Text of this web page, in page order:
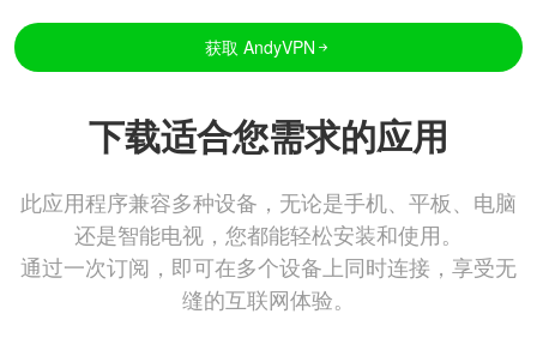
获取 AndyVPN
下载适合您需求的应用
此应用程序兼容多种设备，无论是手机、平板、电脑
还是智能电视，您都能轻松安装和使用。
通过一次订阅，即可在多个设备上同时连接，享受无
缝的互联网体验。